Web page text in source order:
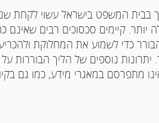
בבית המשפט בישראל עשוי לקחת
קיימים סכסוכים רבים שאינם
כדי לשמוע את המחלוקת
נוספים של הליך הבוררות על
מתפרסם במאגרי מידע, כמו גם